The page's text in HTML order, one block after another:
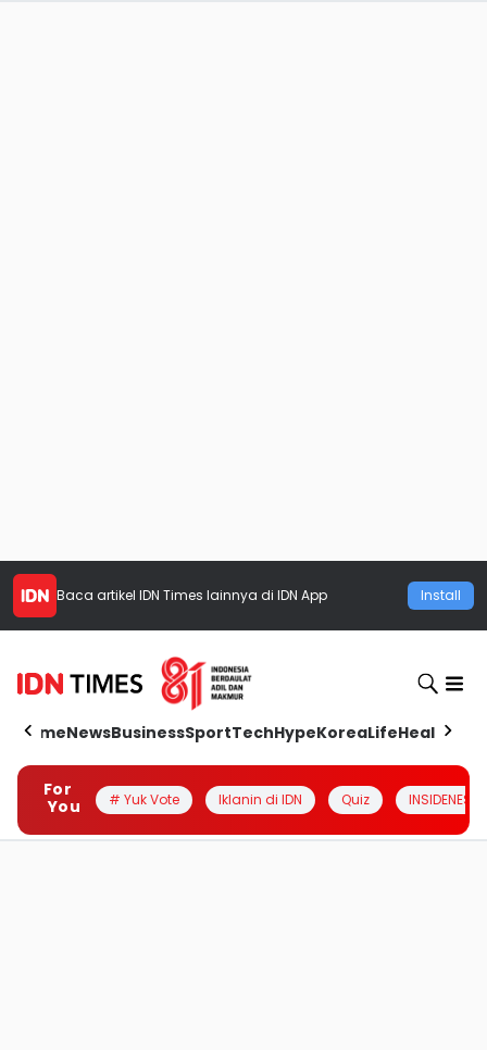
Baca artikel IDN Times lainnya di IDN App Install
HomeNewsBusinessSportTechHypeKoreaLifeHealth
For
You
# Yuk Vote Iklanin di IDN Quiz INSIDENESIA